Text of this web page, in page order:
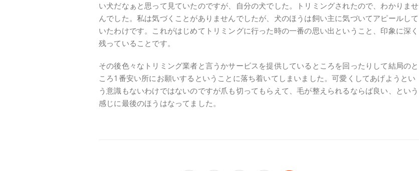
い犬だなぁと思って見ていたのですが、自分の犬でした。トリミングされたので、わかりませ
んでした。私は気づくことがありませんでしたが、犬のほうは飼い主に気づいてアピールして
いたわけです。これがはじめてトリミングに行った時の一番の思い出ということ、印象に深く
残っていることです。
その後色々なトリミング業者と言うかサービスを提供しているところを回ったりして結局のと
ころ1番安い所にお願いするということに落ち着いてしまいました。可愛くしてあげようとい
う意識もないわけではないのですが爪も切ってもらえて、毛が整えられるならば良い、という
感じに最後のほうはなってました。